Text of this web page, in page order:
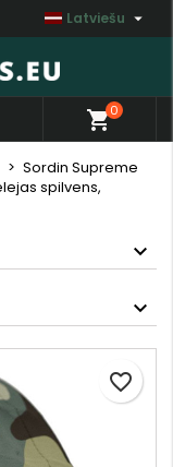
Latviešu 
shopping_cart0
Sordin Supreme
spilvens,
favorite_border
×
×
×
Ienākt